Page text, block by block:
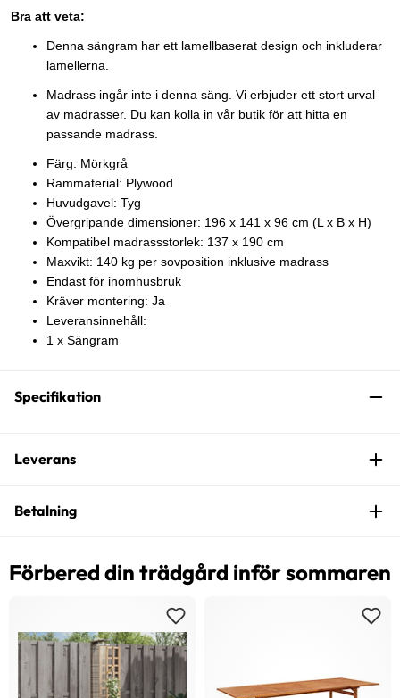
Bra att veta:
Denna sängram har ett lamellbaserat design och inkluderar
lamellerna.
Madrass ingår inte i denna säng. Vi erbjuder ett stort urval
av madrasser. Du kan kolla in vår butik för att hitta en
passande madrass.
Färg: Mörkgrå
Rammaterial: Plywood
Huvudgavel: Tyg
Övergripande dimensioner: 196 x 141 x 96 cm (L x B x H)
Kompatibel madrassstorlek: 137 x 190 cm
Maxvikt: 140 kg per sovposition inklusive madrass
Endast för inomhusbruk
Kräver montering: Ja
Leveransinnehåll:
1 x Sängram
Specifikation
Leverans
Betalning
Förbered din trädgård inför sommaren